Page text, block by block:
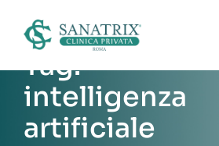
content
Tag:
intelligenza
artificiale